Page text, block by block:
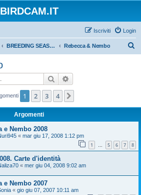
BIRDCAM.IT
Login
Iscriviti
BREEDING SEASONS 2007-2008 Rebecca & Nembo
Cerca
1 2 3 4
Argomenti
e Nembo 2008
« mar giu 17, 2008 1:12 pm
1 … 5 6 7 8
Carte d'identità
« mer giu 04, 2008 9:02 am
e Nembo 2007
« gio giu 07, 2007 10:11 am